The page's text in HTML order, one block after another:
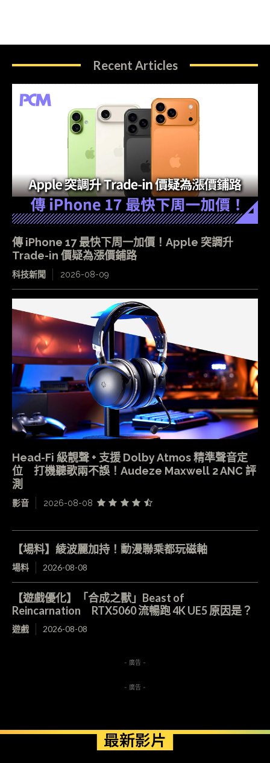
Recent Articles
傳 iPhone 17 最快下周一加價！Apple 突調升
Trade-in 價疑為漲價鋪路
科技新聞 2026-08-09
Head-Fi 級靚聲 + 支援 Dolby Atmos 精準聲音定
位 打機聽歌兩不誤！Audeze Maxwell 2 ANC 評
測
影音 2026-08-08
【場料】綾波麗加持！動漫聯乘都玩磁軸
場料 2026-08-08
【遊戲優化】「合成之獸」Beast of
Reincarnation RTX5060 流暢跑 4K UE5 原因是？
遊戲 2026-08-08
- 廣告 -
- 廣告 -
最新影片